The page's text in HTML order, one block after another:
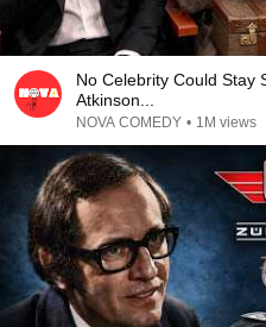
No Celebrity Could Stay
Atkinson...
NOVA COMEDY • 1M views